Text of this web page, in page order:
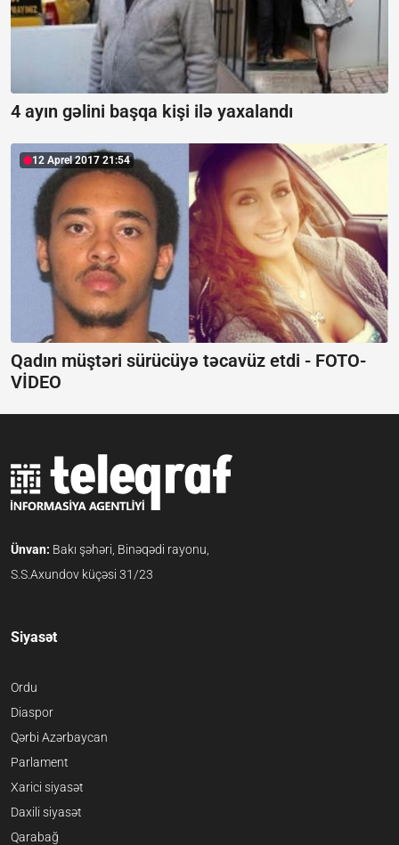
4 ayın gəlini başqa kişi ilə yaxalandı
12 Aprel 2017 21:54
Qadın müştəri sürücüyə təcavüz etdi - FOTO-
VİDEO
Ünvan: Bakı şəhəri, Binəqədi rayonu,
S.S.Axundov küçəsi 31/23
Siyasət
Ordu
Diaspor
Qərbi Azərbaycan
Parlament
Xarici siyasət
Daxili siyasət
Qarabağ